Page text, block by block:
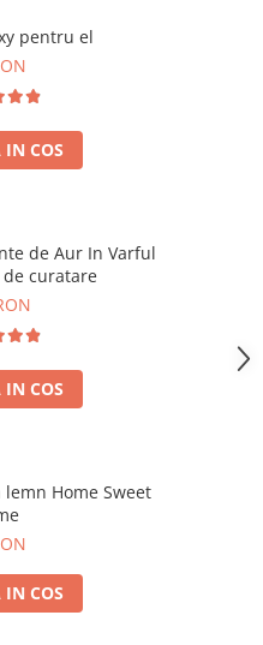
pentru el
COS
de Aur In Varful
curatare
COS
Home Sweet
COS